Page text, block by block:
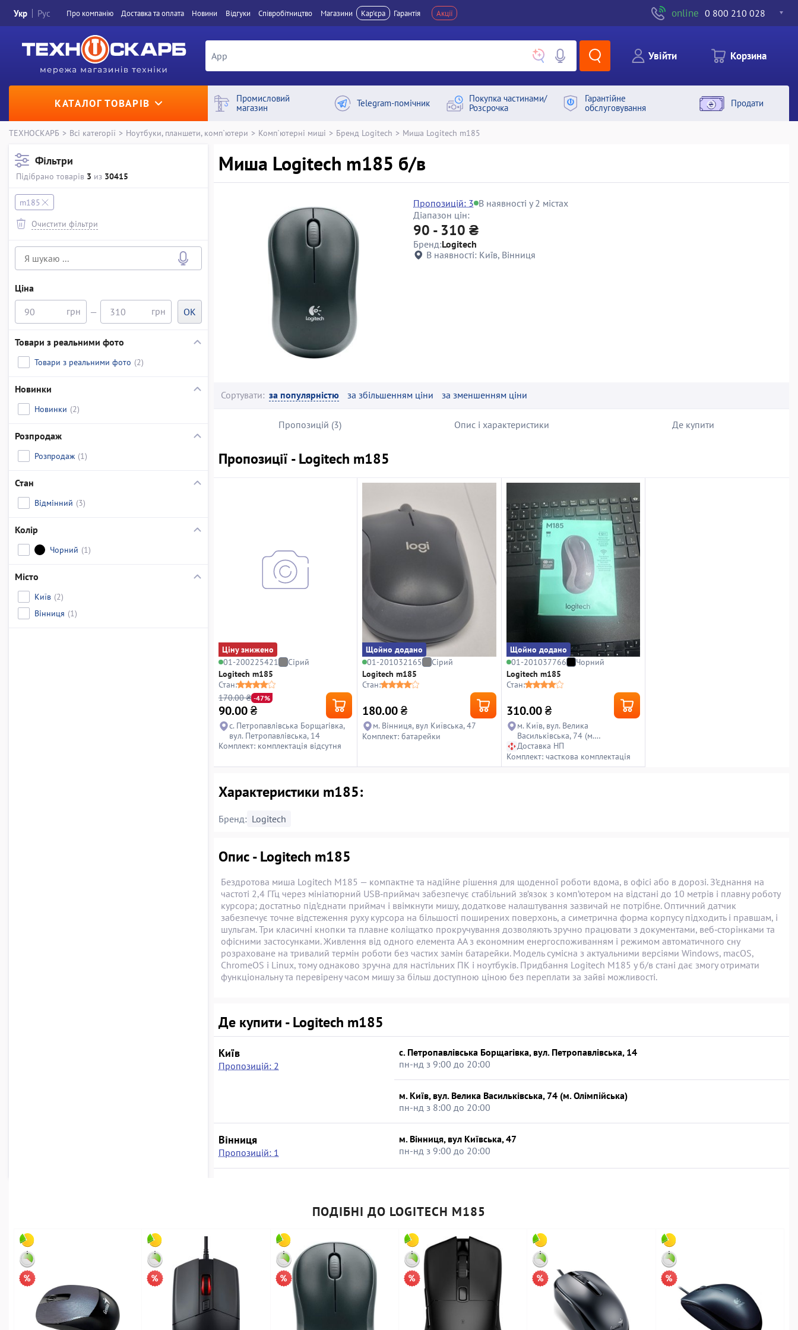
Укр Рус Про компанiю Доставка та оплата Новини Вiдгуки Співробітництво Магазини Кар'єра Гарантія Акції online 0 800 210 028
Увiйти Корзина
КАТАЛОГ ТОВАРІВ
Промисловий
магазин
Telegram-помічник
Покупка частинами/
Розсрочка
Гарантiйне
обслуговування
Продати
ТЕХНОСКАРБ > Всі категорії > Ноутбуки, планшети, комп`ютери > Комп`ютерні миші > Бренд Logitech > Миша Logitech m185
Фільтри
Підібрано товарів 3 из 30415
m185
Очистити фільтри
Ціна
—
OK
Товари з реальними фото
Товари з реальними фото (2)
Новинки
Новинки (2)
Розпродаж
Розпродаж (1)
Стан
Відмінний (3)
Колір
Чорний (1)
Місто
Київ (2)
Вінниця (1)
Миша Logitech m185 б/в
Пропозицій: 3 В наявності у 2 містах
Діапазон цін:
90 - 310 ₴
Бренд:Logitech
В наявності: Київ, Вінниця
Сортувати: за популярністю за збільшенням ціни за зменшенням ціни
Пропозицій (3) Опис і характеристики Де купити
Пропозиції - Logitech m185
Ціну знижено
01-200225421
Сірий
Logitech m185
Стан:
170.00 ₴ -47%
90.00₴
с. Петропавлівська Борщагівка,
вул. Петропавлівська, 14
Комплект: комплектація відсутня
Щойно додано
01-201032165
Сірий
Logitech m185
Стан:
180.00 ₴
м. Вінниця, вул Київська, 47
Комплект: батарейки
Щойно додано
01-201037766
Чорний
Logitech m185
Стан:
310.00 ₴
м. Київ, вул. Велика
Васильківська, 74 (м.
Олімпійська)
Доставка НП
Комплект: часткова комплектація
Характеристики m185:
Бренд: Logitech
Опис - Logitech m185
Бездротова миша Logitech M185 — компактне та надійне рішення для щоденної роботи вдома, в офісі або в дорозі. З’єднання на
частоті 2,4 ГГц через мініатюрний USB‑приймач забезпечує стабільний зв’язок з комп’ютером на відстані до 10 метрів і плавну роботу
курсора; достатньо під’єднати приймач і ввімкнути мишу, додаткове налаштування зазвичай не потрібне. Оптичний датчик
забезпечує точне відстеження руху курсора на більшості поширених поверхонь, а симетрична форма корпусу підходить і правшам, і
шульгам. Три класичні кнопки та плавне коліщатко прокручування дозволяють зручно працювати з документами, веб‑сторінками та
офісними застосунками. Живлення від одного елемента AA з економним енергоспоживанням і режимом автоматичного сну
розраховане на тривалий термін роботи без частих замін батарейки. Модель сумісна з актуальними версіями Windows, macOS,
ChromeOS і Linux, тому однаково зручна для настільних ПК і ноутбуків. Придбання Logitech M185 у б/в стані дає змогу отримати
функціональну та перевірену часом мишу за більш доступною ціною без переплати за зайві можливості.
Де купити - Logitech m185
Київ
Пропозицій: 2
с. Петропавлівська Борщагівка, вул. Петропавлівська, 14
пн-нд з 9:00 до 20:00
м. Київ, вул. Велика Васильківська, 74 (м. Олімпійська)
пн-нд з 8:00 до 20:00
Вінниця
Пропозицій: 1
м. Вінниця, вул Київська, 47
пн-нд з 9:00 до 20:00
ПОДІБНІ ДО LOGITECH M185